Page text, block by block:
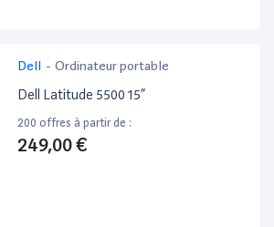
Dell - Ordinateur portable
Dell Latitude 5500 15”
200 offres à partir de :
249,00 €